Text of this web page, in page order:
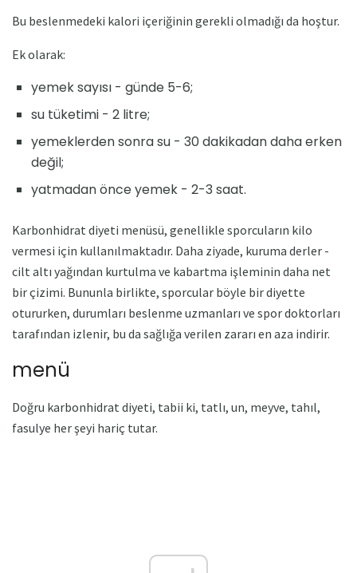
Bu beslenmedeki kalori içeriğinin gerekli olmadığı da hoştur.
Ek olarak:
yemek sayısı - günde 5-6;
su tüketimi - 2 litre;
yemeklerden sonra su - 30 dakikadan daha erken
değil;
yatmadan önce yemek - 2-3 saat.
Karbonhidrat diyeti menüsü, genellikle sporcuların kilo
vermesi için kullanılmaktadır. Daha ziyade, kuruma derler -
cilt altı yağından kurtulma ve kabartma işleminin daha net
bir çizimi. Bununla birlikte, sporcular böyle bir diyette
otururken, durumları beslenme uzmanları ve spor doktorları
tarafından izlenir, bu da sağlığa verilen zararı en aza indirir.
menü
Doğru karbonhidrat diyeti, tabii ki, tatlı, un, meyve, tahıl,
fasulye her şeyi hariç tutar.